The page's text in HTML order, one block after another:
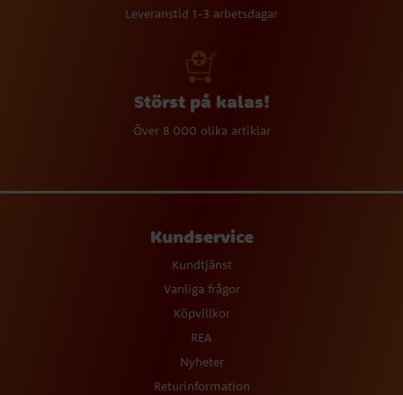
Leveranstid 1-3 arbetsdagar
Störst på kalas!
Över 8 000 olika artiklar
Kundservice
Kundtjänst
Vanliga frågor
Köpvillkor
REA
Nyheter
Returinformation